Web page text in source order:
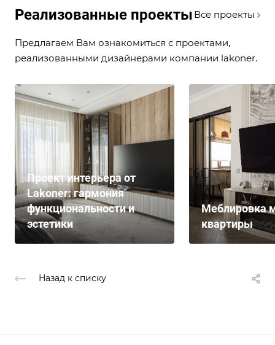
Реализованные проекты Все проекты
Предлагаем Вам ознакомиться с проектами,
реализованными дизайнерами компании lakoner.
Проект интерьера от
Lakoner: гармония
функциональности и
эстетики
Меблировка
квартиры
Назад к списку